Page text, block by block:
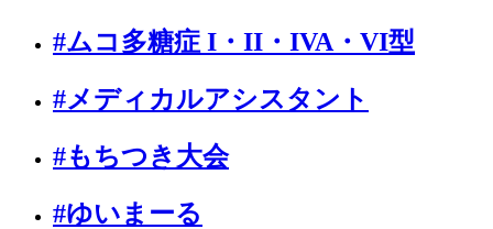
#ムコ多糖症 I・II・IVA・VI型
#メディカルアシスタント
#もちつき大会
#ゆいまーる